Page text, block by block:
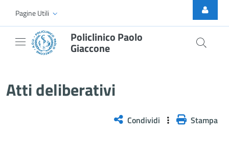
Skip to Main Content
Pagine Utili
Policlinico Paolo
Giaccone
Atti deliberativi
Condividi Stampa